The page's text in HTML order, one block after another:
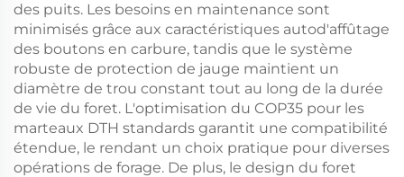
des puits. Les besoins en maintenance sont
minimisés grâce aux caractéristiques autod'affûtage
des boutons en carbure, tandis que le système
robuste de protection de jauge maintient un
diamètre de trou constant tout au long de la durée
de vie du foret. L'optimisation du COP35 pour les
marteaux DTH standards garantit une compatibilité
étendue, le rendant un choix pratique pour diverses
opérations de forage. De plus, le design du foret